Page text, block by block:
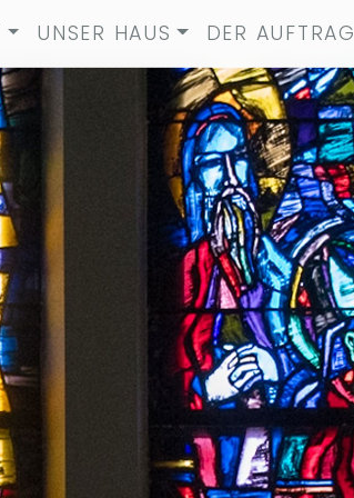
UNSER HAUS DER AUFTRAG